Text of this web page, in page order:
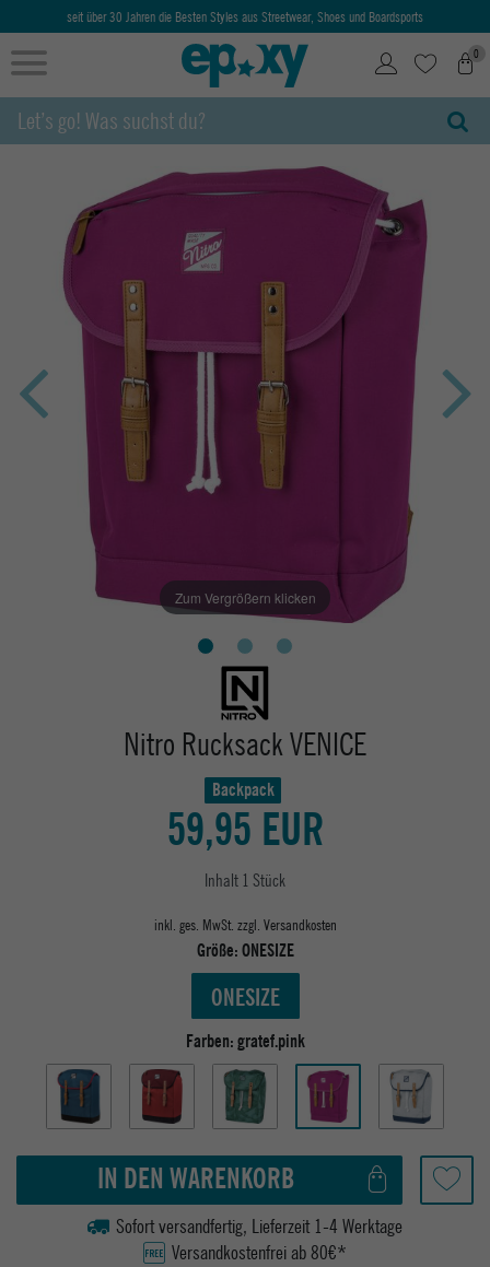
seit über 30 Jahren die Besten Styles aus Streetwear, Shoes und Boardsports
0
Zum Vergrößern klicken
Nitro Rucksack VENICE
Backpack
59,95 EUR
Inhalt 1 Stück
inkl. ges. MwSt. zzgl. Versandkosten
Größe:ONESIZE
ONESIZE
Farben:gratef.pink
IN DEN WARENKORB
Sofort versandfertig, Lieferzeit 1-4 Werktage
Versandkostenfrei ab 80€*